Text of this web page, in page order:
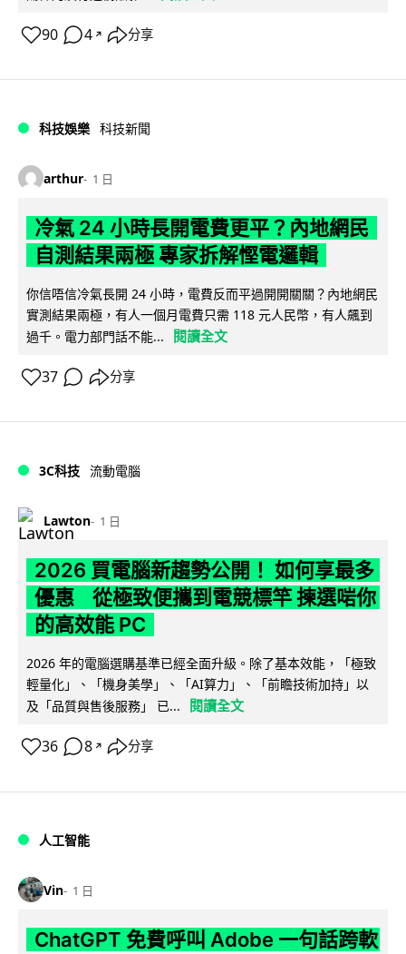
90 4 ↗ 分享
科技娛樂 科技新聞
arthur 1 日
冷氣 24 小時長開電費更平？內地網民
自測結果兩極 專家拆解慳電邏輯
你信唔信冷氣長開 24 小時，電費反而平過開開關關？內地網民
實測結果兩極，有人一個月電費只需 118 元人民幣，有人飆到
過千。電力部門話不能...
閱讀全文
37 分享
3C科技 流動電腦
Lawton 1 日
2026 買電腦新趨勢公開！ 如何享最多
優惠 從極致便攜到電競標竿 揀選啱你
的高效能 PC
2026 年的電腦選購基準已經全面升級。除了基本效能，「極致
輕量化」、「機身美學」、「AI算力」、「前瞻技術加持」以
及「品質與售後服務」 已...
閱讀全文
36 8 ↗ 分享
人工智能
Vin 1 日
ChatGPT 免費呼叫 Adobe 一句話跨軟